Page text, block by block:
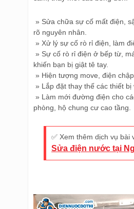
» Sửa chữa sự cố mất điện,
rõ nguyên nhân.
» Xử lý sự cố rò rỉ điện, làm
» Sự cố rò rỉ điện ở bếp từ,
khiến bạn bị giật tê tay.
» Hiện tượng move, điện chập
» Lắp đặt thay thế các thiết bị
» Làm mới đường điện cho
phòng, hộ chung cư cao tầng.
✅ Xem thêm dịch vụ bài
Sửa điện nước tại